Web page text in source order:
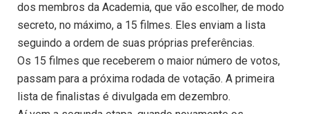
dos membros da Academia, que vão escolher, de modo
secreto, no máximo, a 15 filmes. Eles enviam a lista
seguindo a ordem de suas próprias preferências.
Os 15 filmes que receberem o maior número de votos,
passam para a próxima rodada de votação. A primeira
lista de finalistas é divulgada em dezembro.